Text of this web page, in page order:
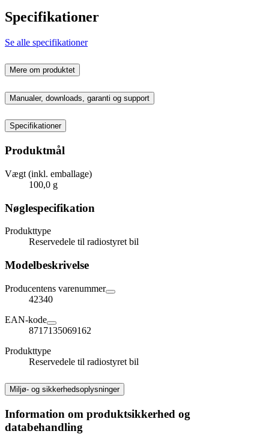
Specifikationer
Se alle specifikationer
Mere om produktet
Manualer, downloads, garanti og support
Specifikationer
Produktmål
Vægt (inkl. emballage)
100,0 g
Nøglespecifikation
Produkttype
Reservedele til radiostyret bil
Modelbeskrivelse
Producentens varenummer
42340
EAN-kode
8717135069162
Produkttype
Reservedele til radiostyret bil
Miljø- og sikkerhedsoplysninger
Information om produktsikkerhed og
databehandling